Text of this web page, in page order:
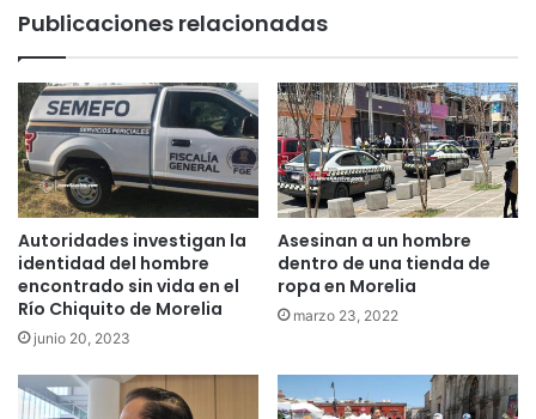
Publicaciones relacionadas
Autoridades investigan la
identidad del hombre
encontrado sin vida en el
Río Chiquito de Morelia
junio 20, 2023
Asesinan a un hombre
dentro de una tienda de
ropa en Morelia
marzo 23, 2022